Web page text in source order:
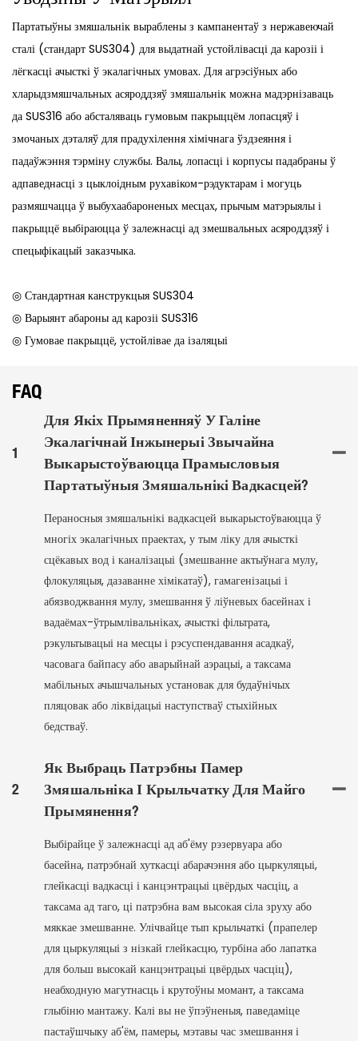
Партатыўны змяшальнік выраблены з кампанентаў з нержавеючай
сталі (стандарт SUS304) для выдатнай устойлівасці да карозіі і
лёгкасці ачысткі ў экалагічных умовах. Для агрэсіўных або
хларыдзмяшчальных асяроддзяў змяшальнік можна мадэрнізаваць
да SUS316 або абсталяваць гумовым пакрыццём лопасцяў і
змочаных дэталяў для прадухілення хімічнага ўздзеяння і
падаўжэння тэрміну службы. Валы, лопасці і корпусы падабраны ў
адпаведнасці з цыклоідным рухавіком-рэдуктарам і могуць
размяшчацца ў выбухаабароненых месцах, прычым матэрыялы і
пакрыццё выбіраюцца ў залежнасці ад змешвальных асяроддзяў і
спецыфікацый заказчыка.
◎ Стандартная канструкцыя SUS304
◎ Варыянт абароны ад карозіі SUS316
◎ Гумовае пакрыццё, устойлівае да ізаляцыі
FAQ
1
Для Якіх Прымяненняў У Галіне
Экалагічнай Інжынерыі Звычайна
Выкарыстоўваюцца Прамысловыя
Партатыўныя Змяшальнікі Вадкасцей?
Пераносныя змяшальнікі вадкасцей выкарыстоўваюцца ў
многіх экалагічных праектах, у тым ліку для ачысткі
сцёкавых вод і каналізацыі (змешванне актыўнага мулу,
флокуляцыя, дазаванне хімікатаў), гамагенізацыі і
абязводжвання мулу, змешвання ў ліўневых басейнах і
вадаёмах-ўтрымлівальніках, ачысткі фільтрата,
рэкультывацыі на месцы і рэсуспендавання асадкаў,
часовага байпасу або аварыйнай аэрацыі, а таксама
мабільных ачышчальных установак для будаўнічых
пляцовак або ліквідацыі наступстваў стыхійных
бедстваў.
2
Як Выбраць Патрэбны Памер
Змяшальніка І Крыльчатку Для Майго
Прымянення?
Выбірайце ў залежнасці ад аб'ёму рэзервуара або
басейна, патрэбнай хуткасці абарачэння або цыркуляцыі,
глейкасці вадкасці і канцэнтрацыі цвёрдых часціц, а
таксама ад таго, ці патрэбна вам высокая сіла зруху або
мяккае змешванне. Улічвайце тып крыльчаткі (прапелер
для цыркуляцыі з нізкай глейкасцю, турбіна або лапатка
для больш высокай канцэнтрацыі цвёрдых часціц),
неабходную магутнасць і крутоўны момант, а таксама
глыбіню мантажу. Калі вы не ўпэўненыя, паведаміце
пастаўшчыку аб'ём, памеры, мэтавы час змешвання і